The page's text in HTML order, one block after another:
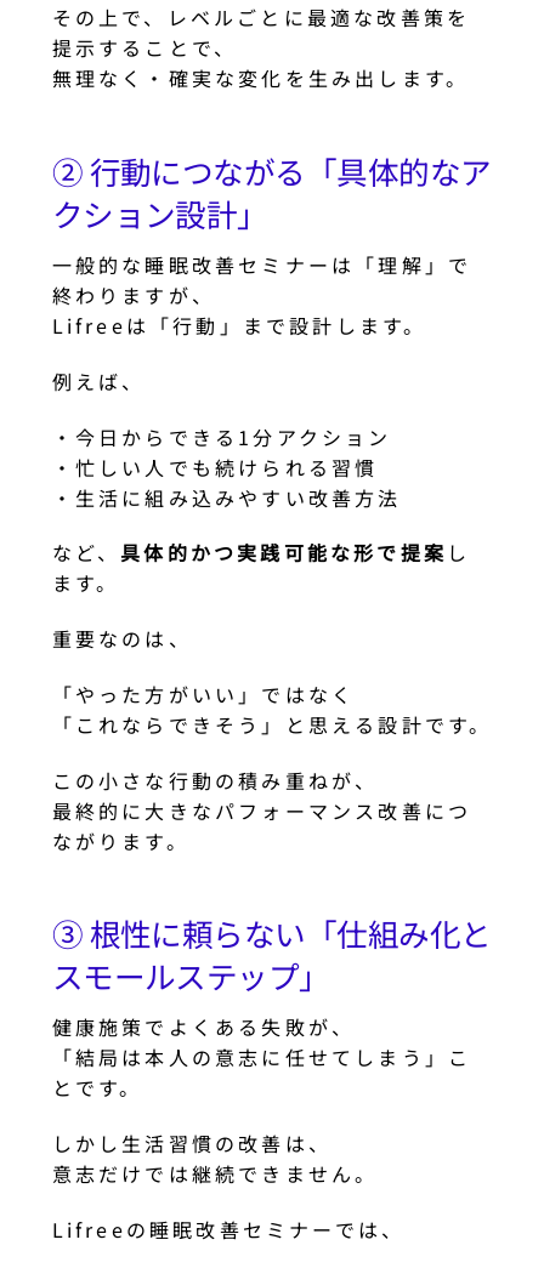
その上で、レベルごとに最適な改善策を
提示することで、
無理なく・確実な変化を生み出します。
② 行動につながる「具体的なア
クション設計」
一般的な睡眠改善セミナーは「理解」で
終わりますが、
Lifreeは「行動」まで設計します。
例えば、
・今日からできる1分アクション
・忙しい人でも続けられる習慣
・生活に組み込みやすい改善方法
など、具体的かつ実践可能な形で提案 し
ます。
重要なのは、
「やった方がいい」ではなく
「これならできそう」と思える設計です。
この小さな行動の積み重ねが、
最終的に大きなパフォーマンス改善につ
ながります。
③ 根性に頼らない「仕組み化と
スモールステップ」
健康施策でよくある失敗が、
「結局は本人の意志に任せてしまう」こ
とです。
しかし生活習慣の改善は、
意志だけでは継続できません。
Lifreeの睡眠改善セミナーでは、